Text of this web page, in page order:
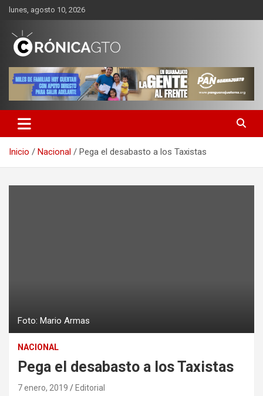
Saltar
contenido
lunes, agosto 10, 2026
CRONICA GUANAJUATO
Inicio Nacional Pega el desabasto a los Taxistas
Foto: Mario Armas
NACIONAL
Pega el desabasto a los Taxistas
7 enero, 2019 Editorial